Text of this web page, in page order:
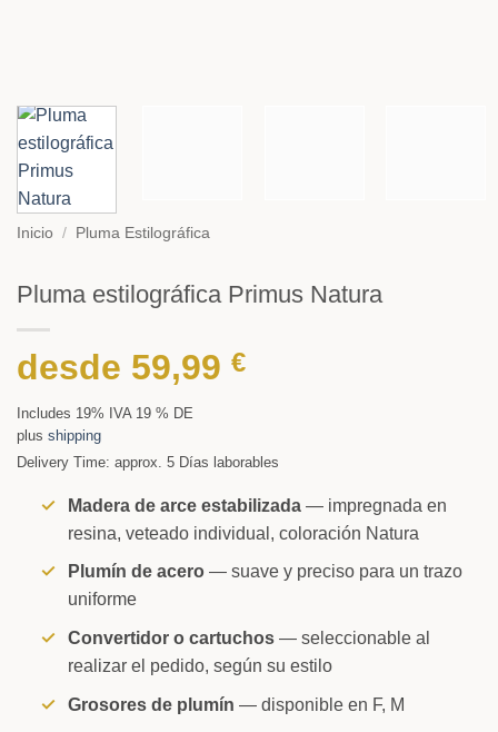
Inicio / Pluma Estilográfica
Pluma estilográfica Primus Natura
desde 59,99 €
Includes 19% IVA 19 % DE
plus shipping
Delivery Time: approx. 5 Días laborables
Madera de arce estabilizada— impregnada en
resina, veteado individual, coloración Natura
Plumín de acero— suave y preciso para un trazo
uniforme
Convertidor o cartuchos— seleccionable al
realizar el pedido, según su estilo
Grosores de plumín — disponible en F, M